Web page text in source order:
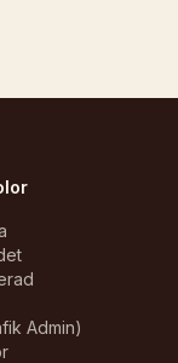
Admin)